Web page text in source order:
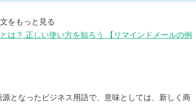
をもっと見る
は？ 正しい使い方を知ろう 【リマインドメールの例
となったビジネス用語で、意味としては、新しく商